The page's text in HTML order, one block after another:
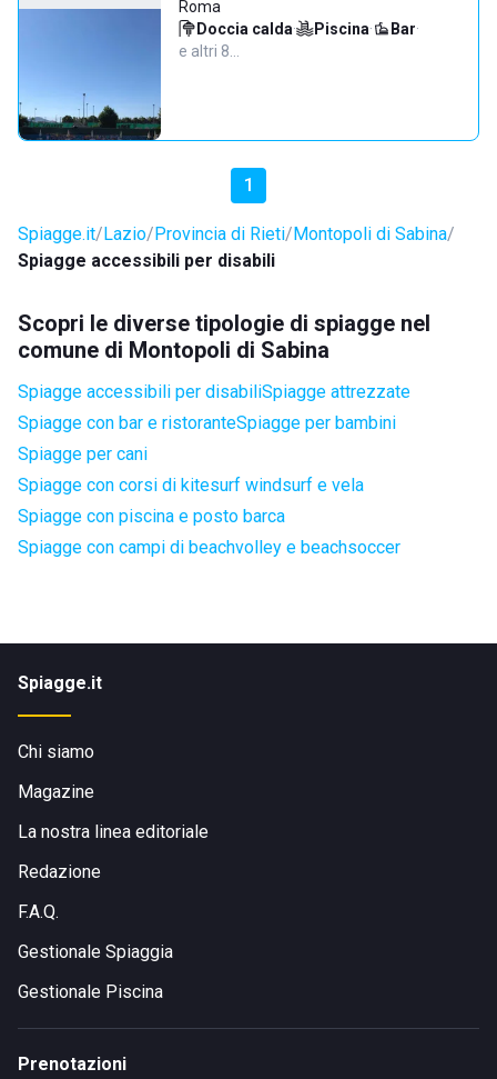
Roma
Doccia calda· Piscina· Bar·
e altri 8…
1
Spiagge.it Lazio Provincia di Rieti Montopoli di Sabina
Spiagge accessibili per disabili
Scopri le diverse tipologie di spiagge nel
comune di Montopoli di Sabina
Spiagge accessibili per disabiliSpiagge attrezzate
Spiagge con bar e ristoranteSpiagge per bambini
Spiagge per cani
Spiagge con corsi di kitesurf windsurf e vela
Spiagge con piscina e posto barca
Spiagge con campi di beachvolley e beachsoccer
Spiagge.it
Chi siamo
Magazine
La nostra linea editoriale
Redazione
F.A.Q.
Gestionale Spiaggia
Gestionale Piscina
Prenotazioni